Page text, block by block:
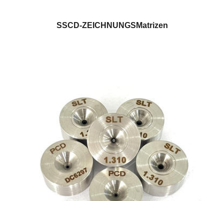
SSCD-ZEICHNUNGSMatrizen